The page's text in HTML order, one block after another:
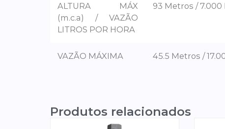
ALTURA MÁX
(m.c.a) / VAZÃO
LITROS POR HORA
93 Metros / 7.000
VAZÃO MÁXIMA 45.5 Metros /
Produtos relacionados